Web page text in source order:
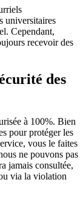
universitaires
Cependant,
recevoir des
des
à 100%. Bien
pour protéger les
vous le faites
ne pouvons pas
jamais consultée,
via la violation